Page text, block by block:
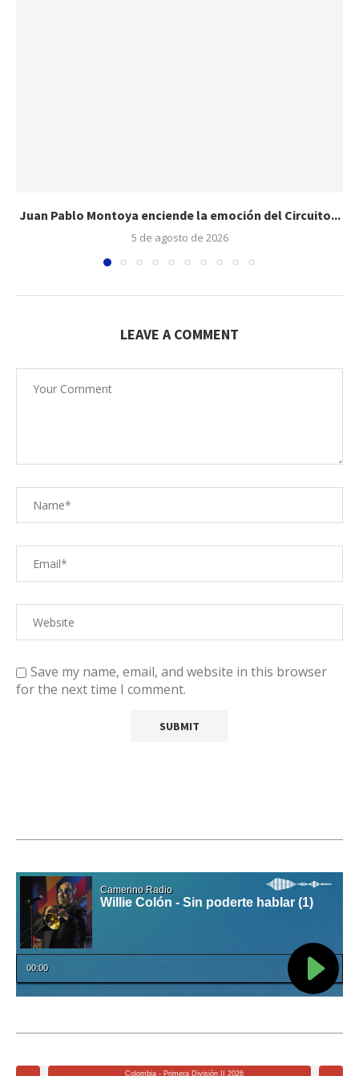
Juan Pablo Montoya enciende la emoción del Circuito...
5 de agosto de 2026
LEAVE A COMMENT
Save my name, email, and website in this browser
for the next time I comment.